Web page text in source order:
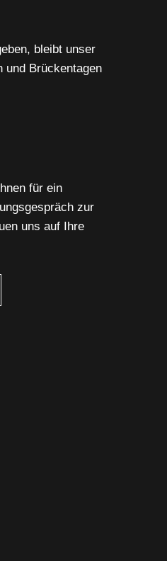
bleibt unser
und Brückentagen
für ein
zur
uns auf Ihre